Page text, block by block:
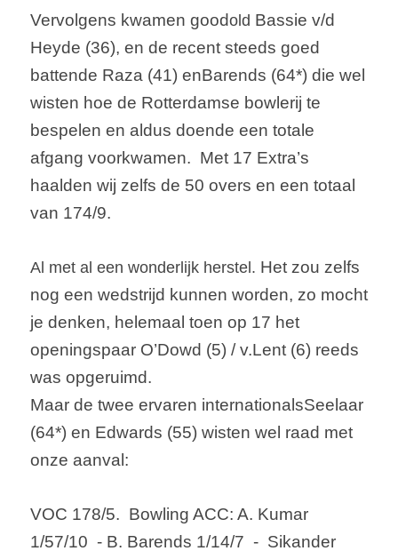
Vervolgens kwamen goodold Bassie v/d
Heyde (36), en de recent steeds goed
battende Raza (41) enBarends (64*) die wel
wisten hoe de Rotterdamse bowlerij te
bespelen en aldus doende een totale
afgang voorkwamen.  Met 17 Extra’s
haalden wij zelfs de 50 overs en een totaal
van 174/9.
Al met al een wonderlijk herstel. Het zou zelfs
nog een wedstrijd kunnen worden, zo mocht
je denken, helemaal toen op 17 het
openingspaar O’Dowd (5) / v.Lent (6) reeds
was opgeruimd.
Maar de twee ervaren internationalsSeelaar
(64*) en Edwards (55) wisten wel raad met
onze aanval:
VOC 178/5. Bowling ACC: A. Kumar
1/57/10  - B. Barends 1/14/7  - Sikander